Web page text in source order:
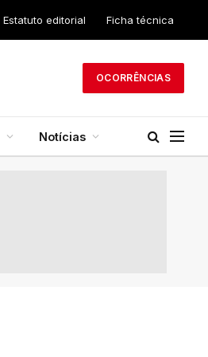
Estatuto editorial Ficha técnica
OCORRÊNCIAS
Notícias